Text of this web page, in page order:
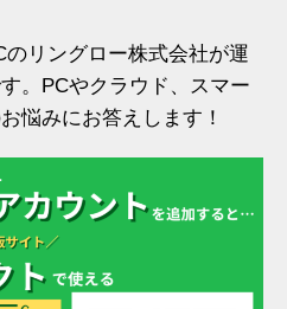
リングロー株式会社が運
。PCやクラウド、スマー
悩みにお答えします！